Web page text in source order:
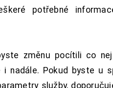
potřebné
změnu pocítili co
i nadále. Pokud byste u
služby,